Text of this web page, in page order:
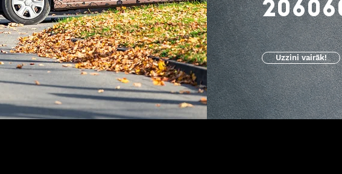
Uzzini vairāk!